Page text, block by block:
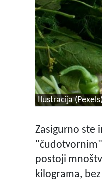
Ilustracija (Pexels)
Zasigurno ste
postoji
kilograma,